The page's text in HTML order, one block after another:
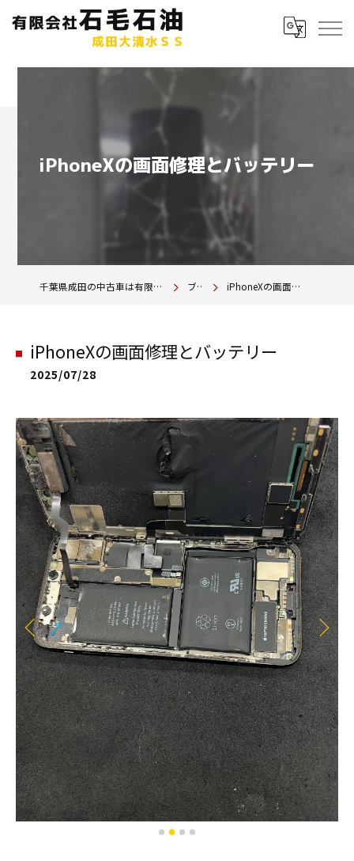
iPhoneXの画面修理とバッテリー
千葉県成田の中古車は有限会社石毛石油 成田大清水SS ブログ iPhoneXの画面修理とバッテリー
iPhoneXの画面修理とバッテリー
2025/07/28